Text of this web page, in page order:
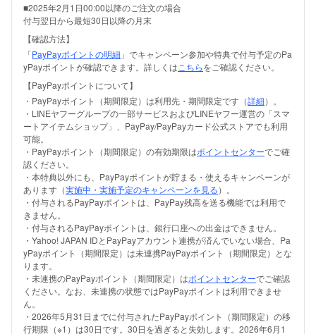
■2025年2月1日00:00以降のご注文の場合
付与翌日から最短30日以降の月末
【確認方法】
「PayPayポイントの明細 」でキャンペーン参加や特典で付与予定のPa
yPayポイントが確認できます。詳しくは こちらをご確認ください。
【PayPayポイントについて】
・PayPayポイント（期間限定）は利用先・期間限定です（詳細）。
・LINEヤフーグループの一部サービスおよびLINEヤフー運営の「スマ
ートアイテムショップ」、PayPay/PayPayカード公式ストアでも利用
可能。
・PayPayポイント（期間限定）の有効期限はポイントセンターでご確
認ください。
・本特典以外にも、PayPayポイントが貯まる・使えるキャンペーンが
あります（実施中・実施予定のキャンペーンを見る）。
・付与されるPayPayポイントは、PayPay残高を送る機能では利用で
きません。
・付与されるPayPayポイントは、銀行口座への出金はできません。
・Yahoo! JAPAN IDとPayPayアカウント連携が済んでいない場合、Pa
yPayポイント（期間限定）は未連携PayPayポイント（期間限定）とな
ります。
・未連携のPayPayポイント（期間限定）はポイントセンターでご確認
ください。なお、未連携の状態ではPayPayポイントは利用できませ
ん。
・2026年5月31日までに付与されたPayPayポイント（期間限定）の移
行期限（※1）は30日です。30日を過ぎると失効します。2026年6月1